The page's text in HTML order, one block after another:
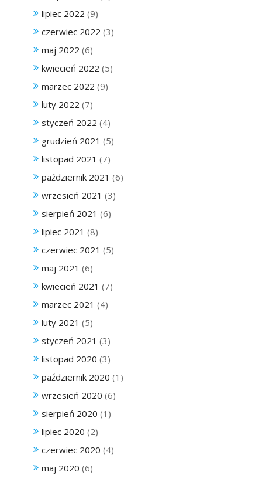
lipiec 2022 (9)
czerwiec 2022 (3)
maj 2022 (6)
kwiecień 2022 (5)
marzec 2022 (9)
luty 2022 (7)
styczeń 2022 (4)
grudzień 2021 (5)
listopad 2021 (7)
październik 2021 (6)
wrzesień 2021 (3)
sierpień 2021 (6)
lipiec 2021 (8)
czerwiec 2021 (5)
maj 2021 (6)
kwiecień 2021 (7)
marzec 2021 (4)
luty 2021 (5)
styczeń 2021 (3)
listopad 2020 (3)
październik 2020 (1)
wrzesień 2020 (6)
sierpień 2020 (1)
lipiec 2020 (2)
czerwiec 2020 (4)
maj 2020 (6)